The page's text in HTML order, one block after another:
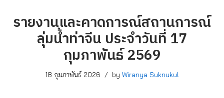
รายงานและคาดการณ์สถานการณ์
ลุ่มน้ำท่าจีน ประจำวันที่ 17
กุมภาพันธ์ 2569
18 กุมภาพันธ์ 2026 by Wiranya Suknukul